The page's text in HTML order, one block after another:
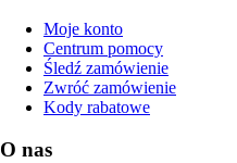
Moje konto
Centrum pomocy
Śledź zamówienie
Zwróć zamówienie
Kody rabatowe
O nas